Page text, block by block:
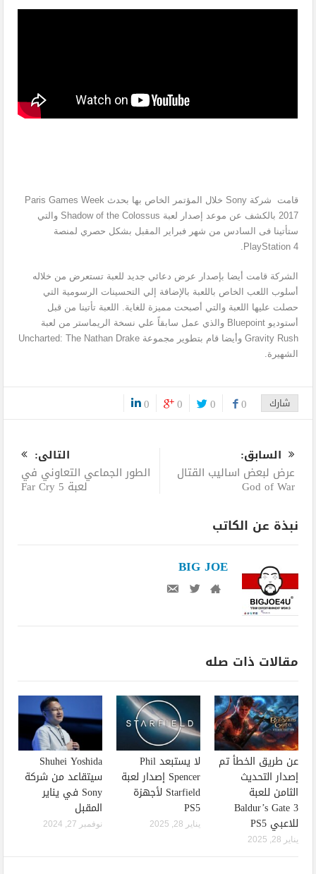
قامت شركة Sony خلال المؤتمر الخاص بها بحدث Paris Games Week
2017 بالكشف عن موعد إصدار لعبة Shadow of the Colossus والتي
ستأتينا فى السادس من شهر فبراير المقبل بشكل حصري لمنصة
PlayStation 4.
الشركة قامت أيضا بإصدار عرض دعائي جديد للعبة تستعرض من خلاله
أسلوب اللعب الخاص باللعبة بالإضافة إلي التحسينات الرسومية التي
حصلت عليها اللعبة والتي أصبحت مميزة للغاية. اللعبة تأتينا من قبل
أستوديو Bluepoint والذي عمل سابقاً علي نسخة الريماستر من لعبة
Gravity Rush وأيضا قام بتطوير مجموعة Uncharted: The Nathan Drake
الشهيرة.
شارك 0
0
0
0
السابق:
عرض لبعض اساليب القتال
God of War
التالى:
الطور الجماعي التعاوني في
لعبة Far Cry 5
نبذة عن الكاتب
BIG JOE
مقالات ذات صله
عن طريق الخطأ تم
إصدار التحديث
الثامن للعبة
Baldur’s Gate 3
للاعبي PS5
يناير 28, 2025
لا يستبعد Phil
Spencer إصدار لعبة
Starfield لأجهزة
PS5
يناير 28, 2025
Shuhei Yoshida
سيتقاعد من شركة
Sony في يناير
المقبل
نوفمبر 27, 2024